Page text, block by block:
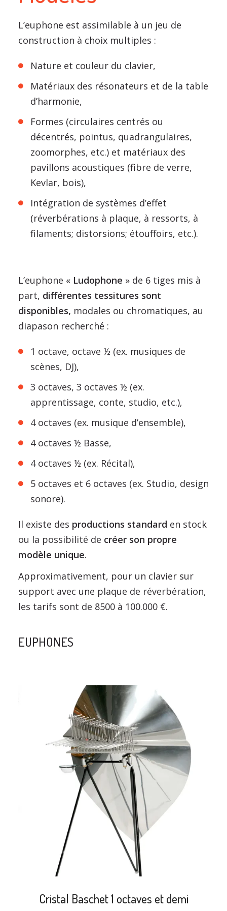
L’euphone est assimilable à un jeu de
construction à choix multiples :
Nature et couleur du clavier,
Matériaux des résonateurs et de la table
d’harmonie,
Formes (circulaires centrés ou
décentrés, pointus, quadrangulaires,
zoomorphes, etc.) et matériaux des
pavillons acoustiques (fibre de verre,
Kevlar, bois),
Intégration de systèmes d’effet
(réverbérations à plaque, à ressorts, à
filaments; distorsions; étouffoirs, etc.).
L’euphone « Ludophone » de 6 tiges mis à
part, différentes tessitures sont
disponibles, modales ou chromatiques, au
diapason recherché :
1 octave, octave ½ (ex. musiques de
scènes, DJ),
3 octaves, 3 octaves ½ (ex.
apprentissage, conte, studio, etc.),
4 octaves (ex. musique d’ensemble),
4 octaves ½ Basse,
4 octaves ½ (ex. Récital),
5 octaves et 6 octaves (ex. Studio, design
sonore).
Il existe des productions standard en stock
ou la possibilité de créer son propre
modèle unique.
Approximativement, pour un clavier sur
support avec une plaque de réverbération,
les tarifs sont de 8500 à 100.000 €.
EUPHONES
search
Cristal Baschet 1 octaves et demi